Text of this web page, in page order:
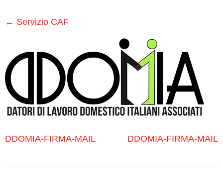
← Servizio CAF
DDOMIA-FIRMA-MAIL DDOMIA-FIRMA-MAIL
Medici
Prelievi a